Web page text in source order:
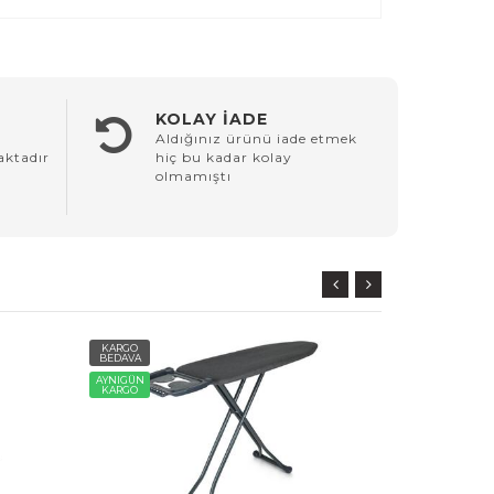
KOLAY İADE
Aldığınız ürünü iade etmek
hiç bu kadar kolay
olmamıştı
KARGO
BEDAVA
AYNIGÜN
KARGO